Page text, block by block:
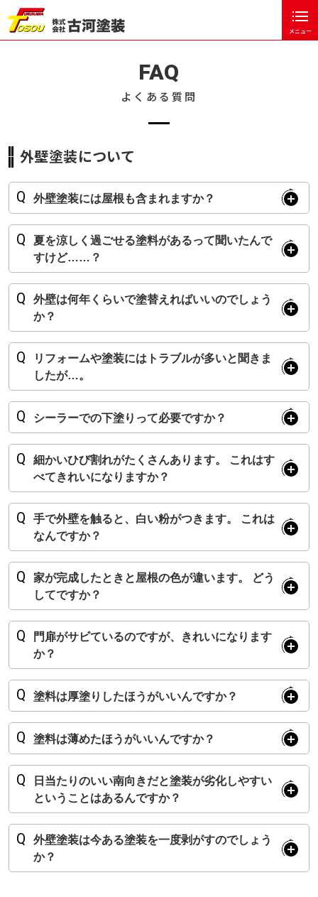
メニュー
閉じる
塗料の紹介
塗り替えの時期について
施工事例
会社概要
ブログ
採用情報
お問い合わせ
プライバシーポリシー
アクセス
閉じる
FAQ
よくある質問
外壁塗装について
外壁塗装には屋根も含まれますか？
夏を涼しく過ごせる塗料があるって聞いたんで
すけど……？
外壁は何年くらいで塗替えればいいのでしょう
か？
リフォームや塗装にはトラブルが多いと聞きま
したが…。
シーラーでの下塗りって必要ですか？
細かいひび割れがたくさんあります。 これはす
べてきれいになりますか？
手で外壁を触ると、白い粉がつきます。 これは
なんですか？
家が完成したときと屋根の色が違います。 どう
してですか？
門扉がサビているのですが、きれいになります
か？
塗料は厚塗りしたほうがいいんですか？
塗料は薄めたほうがいいんですか？
日当たりのいい南向きだと塗装が劣化しやすい
ということはあるんですか？
外壁塗装は今ある塗装を一度剥がすのでしょう
か？